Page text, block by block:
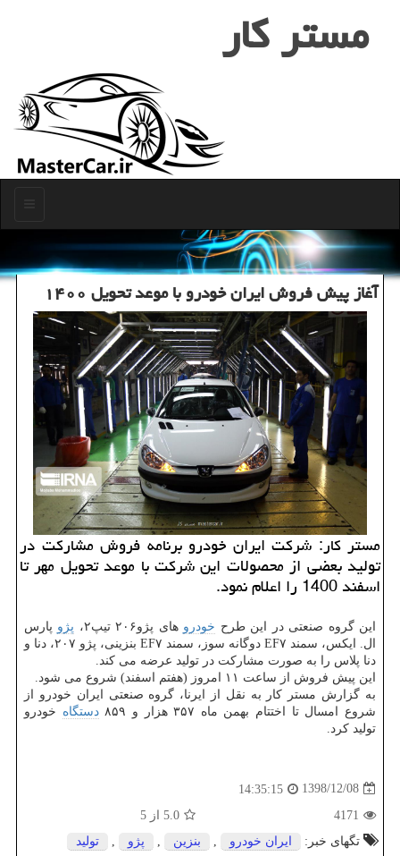
مستر كار
آغاز پیش فروش ایران خودرو با موعد تحویل ۱۴۰۰
مستر كار: شركت ایران خودرو برنامه فروش مشاركت در
تولید بعضی از محصولات این شركت با موعد تحویل مهر تا
اسفند 1400 را اعلام نمود.
این گروه صنعتی در این طرح خودرو های پژو۲۰۶ تیپ۲، پژو پارس
ال. ایكس، سمند EF۷ دوگانه سوز، سمند EF۷ بنزینی، پژو ۲۰۷، دنا و
دنا پلاس را به صورت مشاركت در تولید عرضه می كند.
این پیش فروش از ساعت ۱۱ امروز (هفتم اسفند) شروع می شود.
به گزارش مستر كار به نقل از ایرنا، گروه صنعتی ایران خودرو از
شروع امسال تا اختتام بهمن ماه ۳۵۷ هزار و ۸۵۹
دستگاه خودرو
تولید كرد.
1398/12/08
14:35:15
4171
5.0 از 5
تگهای خبر:
ایران خودرو بنزین پژو تولید